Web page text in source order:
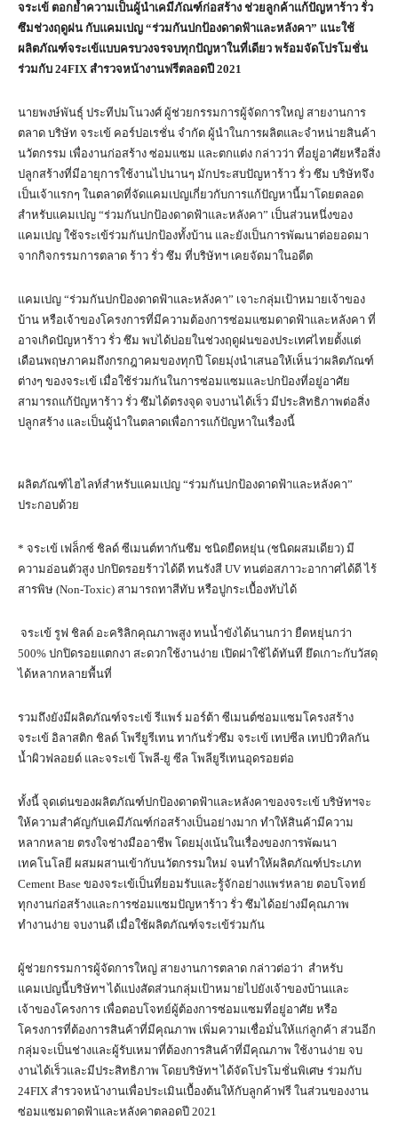
จระเข้ ตอกย้ำความเป็นผู้นำเคมีภัณฑ์ก่อสร้าง ช่วยลูกค้าแก้ปัญหาร้าว รั่ว
ซึมช่วงฤดูฝน กับแคมเปญ “ร่วมกันปกป้องดาดฟ้าและหลังคา” แนะใช้
ผลิตภัณฑ์จระเข้แบบครบวงจรจบทุกปัญหาในที่เดียว พร้อมจัดโปรโมชั่น
ร่วมกับ 24FIX สำรวจหน้างานฟรีตลอดปี 2021
นายพงษ์พันธุ์ ประทีปมโนวงศ์ ผู้ช่วยกรรมการผู้จัดการใหญ่ สายงานการ
ตลาด บริษัท จระเข้ คอร์ปอเรชั่น จำกัด ผู้นำในการผลิตและจำหน่ายสินค้า
นวัตกรรม เพื่องานก่อสร้าง ซ่อมแซม และตกแต่ง กล่าวว่า ที่อยู่อาศัยหรือสิ่ง
ปลูกสร้างที่มีอายุการใช้งานไปนานๆ มักประสบปัญหาร้าว รั่ว ซึม บริษัทจึง
เป็นเจ้าแรกๆ ในตลาดที่จัดแคมเปญเกี่ยวกับการแก้ปัญหานี้มาโดยตลอด
สำหรับแคมเปญ “ร่วมกันปกป้องดาดฟ้าและหลังคา” เป็นส่วนหนึ่งของ
แคมเปญ ใช้จระเข้ร่วมกันปกป้องทั้งบ้าน และยังเป็นการพัฒนาต่อยอดมา
จากกิจกรรมการตลาด ร้าว รั่ว ซึม ที่บริษัทฯ เคยจัดมาในอดีต
แคมเปญ “ร่วมกันปกป้องดาดฟ้าและหลังคา” เจาะกลุ่มเป้าหมายเจ้าของ
บ้าน หรือเจ้าของโครงการที่มีความต้องการซ่อมแซมดาดฟ้าและหลังคา ที่
อาจเกิดปัญหาร้าว รั่ว ซึม พบได้บ่อยในช่วงฤดูฝนของประเทศไทยตั้งแต่
เดือนพฤษภาคมถึงกรกฎาคมของทุกปี โดยมุ่งนำเสนอให้เห็นว่าผลิตภัณฑ์
ต่างๆ ของจระเข้ เมื่อใช้ร่วมกันในการซ่อมแซมและปกป้องที่อยู่อาศัย
สามารถแก้ปัญหาร้าว รั่ว ซึมได้ตรงจุด จบงานได้เร็ว มีประสิทธิภาพต่อสิ่ง
ปลูกสร้าง และเป็นผู้นำในตลาดเพื่อการแก้ปัญหาในเรื่องนี้
ผลิตภัณฑ์ไฮไลท์สำหรับแคมเปญ “ร่วมกันปกป้องดาดฟ้าและหลังคา”
ประกอบด้วย
* จระเข้ เฟล็กซ์ ชิลด์ ซีเมนต์ทากันซึม ชนิดยืดหยุ่น (ชนิดผสมเดียว) มี
ความอ่อนตัวสูง ปกปิดรอยร้าวได้ดี ทนรังสี UV ทนต่อสภาวะอากาศได้ดี ไร้
สารพิษ (Non-Toxic) สามารถทาสีทับ หรือปูกระเบื้องทับได้
จระเข้ รูฟ ชิลด์ อะคริลิกคุณภาพสูง ทนน้ำขังได้นานกว่า ยืดหยุ่นกว่า
500% ปกปิดรอยแตกงา สะดวกใช้งานง่าย เปิดฝาใช้ได้ทันที ยึดเกาะกับวัสดุ
ได้หลากหลายพื้นที่
รวมถึงยังมีผลิตภัณฑ์จระเข้ รีแพร์ มอร์ต้า ซีเมนต์ซ่อมแซมโครงสร้าง
จระเข้ อิลาสติก ชิลด์ โพรียูรีเทน ทากันรั่วซึม จระเข้ เทปซีล เทปบิวทิลกัน
น้ำผิวฟลอยด์ และจระเข้ โพลี-ยู ซีล โพลียูรีเทนอุดรอยต่อ
ทั้งนี้ จุดเด่นของผลิตภัณฑ์ปกป้องดาดฟ้าและหลังคาของจระเข้ บริษัทฯจะ
ให้ความสำคัญกับเคมีภัณฑ์ก่อสร้างเป็นอย่างมาก ทำให้สินค้ามีความ
หลากหลาย ตรงใจช่างมืออาชีพ โดยมุ่งเน้นในเรื่องของการพัฒนา
เทคโนโลยี ผสมผสานเข้ากับนวัตกรรมใหม่ จนทำให้ผลิตภัณฑ์ประเภท
Cement Base ของจระเข้เป็นที่ยอมรับและรู้จักอย่างแพร่หลาย ตอบโจทย์
ทุกงานก่อสร้างและการซ่อมแซมปัญหาร้าว รั่ว ซึมได้อย่างมีคุณภาพ
ทำงานง่าย จบงานดี เมื่อใช้ผลิตภัณฑ์จระเข้ร่วมกัน
ผู้ช่วยกรรมการผู้จัดการใหญ่ สายงานการตลาด กล่าวต่อว่า สำหรับ
แคมเปญนี้บริษัทฯ ได้แบ่งสัดส่วนกลุ่มเป้าหมายไปยังเจ้าของบ้านและ
เจ้าของโครงการ เพื่อตอบโจทย์ผู้ต้องการซ่อมแซมที่อยู่อาศัย หรือ
โครงการที่ต้องการสินค้าที่มีคุณภาพ เพิ่มความเชื่อมั่นให้แก่ลูกค้า ส่วนอีก
กลุ่มจะเป็นช่างและผู้รับเหมาที่ต้องการสินค้าที่มีคุณภาพ ใช้งานง่าย จบ
งานได้เร็วและมีประสิทธิภาพ โดยบริษัทฯ ได้จัดโปรโมชั่นพิเศษ ร่วมกับ
24FIX สำรวจหน้างานเพื่อประเมินเบื้องต้นให้กับลูกค้าฟรี ในส่วนของงาน
ซ่อมแซมดาดฟ้าและหลังคาตลอดปี 2021